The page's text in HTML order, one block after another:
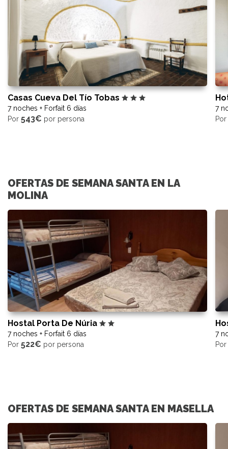
Casas Cueva Del Tío Tobas
7 noches + Forfait 6 días
Por 543€ por persona
7
Por
OFERTAS DE SEMANA SANTA EN LA
MOLINA
Hostal Porta De Núria
7 noches + Forfait 6 días
Por 522€ por persona
7
Por
OFERTAS DE SEMANA SANTA EN MASELLA